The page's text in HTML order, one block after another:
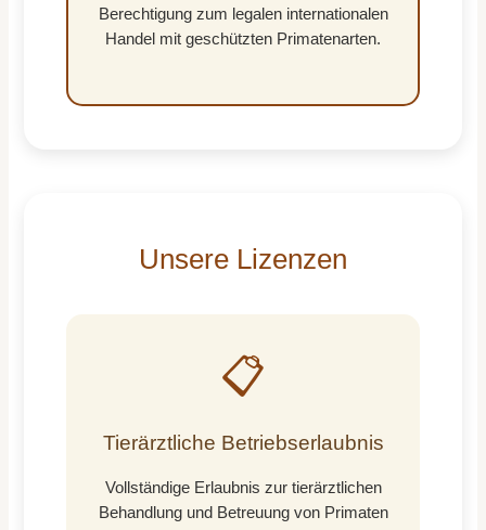
Berechtigung zum legalen internationalen
Handel mit geschützten Primatenarten.
Unsere Lizenzen
📋
Tierärztliche Betriebserlaubnis
Vollständige Erlaubnis zur tierärztlichen
Behandlung und Betreuung von Primaten